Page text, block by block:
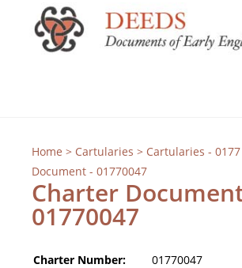
Home > Cartularies > Cartularies - 0177
Document - 01770047
Charter
01770047
Charter Number:
01770047